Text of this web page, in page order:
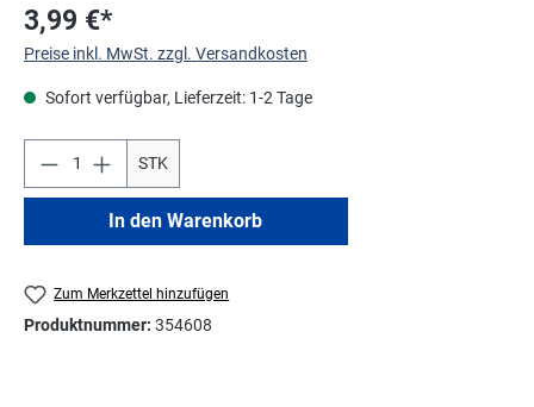
3,99 €*
Preise inkl. MwSt. zzgl. Versandkosten
Sofort verfügbar, Lieferzeit: 1-2 Tage
STK
In den Warenkorb
Zum Merkzettel hinzufügen
Produktnummer: 354608